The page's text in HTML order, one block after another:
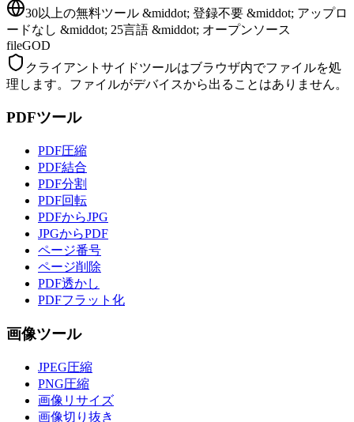
30以上の無料ツール &middot; 登録不要 &middot; アップロ
ードなし &middot; 25言語 &middot; オープンソース
fileGOD
クライアントサイドツールはブラウザ内でファイルを処
理します。ファイルがデバイスから出ることはありません。
PDFツール
PDF圧縮
PDF結合
PDF分割
PDF回転
PDFからJPG
JPGからPDF
ページ番号
ページ削除
PDF透かし
PDFフラット化
画像ツール
JPEG圧縮
PNG圧縮
画像リサイズ
画像切り抜き